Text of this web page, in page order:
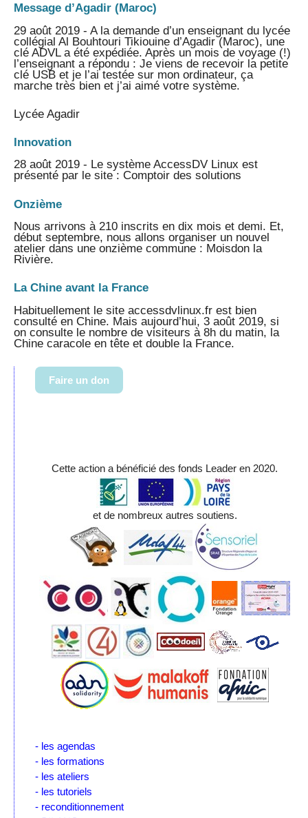
Message d’Agadir (Maroc)
29 août 2019 - A la demande d’un enseignant du lycée
collégial Al Bouhtouri Tikiouine d’Agadir (Maroc), une
clé ADVL a été expédiée. Après un mois de voyage (!)
l’enseignant a répondu : Je viens de recevoir la petite
clé USB et je l’ai testée sur mon ordinateur, ça
marche très bien et j’ai aimé votre système.
Lycée Agadir
Innovation
28 août 2019 - Le système AccessDV Linux est
présenté par le site : Comptoir des solutions
Onzième
Nous arrivons à 210 inscrits en dix mois et demi. Et,
début septembre, nous allons organiser un nouvel
atelier dans une onzième commune : Moisdon la
Rivière.
La Chine avant la France
Habituellement le site accessdvlinux.fr est bien
consulté en Chine. Mais aujourd’hui, 3 août 2019, si
on consulte le nombre de visiteurs à 8h du matin, la
Chine caracole en tête et double la France.
Faire un don
Cette action a bénéficié des fonds Leader en 2020.
et de nombreux autres soutiens.
- les agendas
- les formations
- les ateliers
- les tutoriels
- reconditionnement